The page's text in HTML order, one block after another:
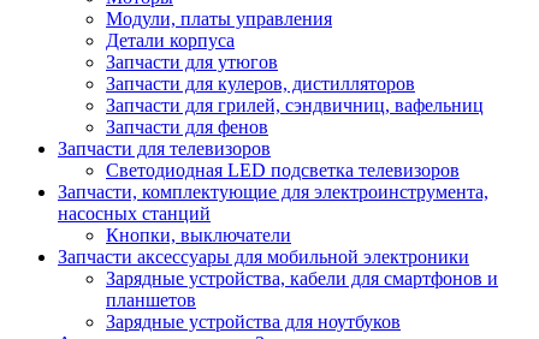
Модули, платы управления
Детали корпуса
Запчасти для утюгов
Запчасти для кулеров, дистилляторов
Запчасти для грилей, сэндвичниц, вафельниц
Запчасти для фенов
Запчасти для телевизоров
Светодиодная LED подсветка телевизоров
Запчасти, комплектующие для электроинструмента,
насосных станций
Кнопки, выключатели
Запчасти аксессуары для мобильной электроники
Зарядные устройства, кабели для смартфонов и
планшетов
Зарядные устройства для ноутбуков